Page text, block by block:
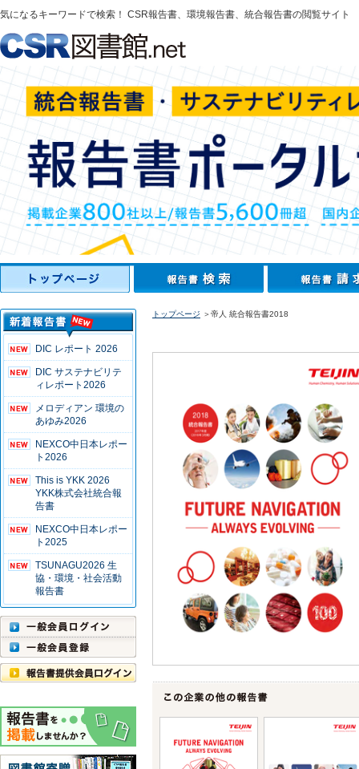
気になるキーワードで検索！ CSR報告書、環境報告書、統合報告書の閲覧サイト
DIC レポート 2026
DIC サステナビリテ
ィレポート2026
メロディアン 環境の
あゆみ2026
NEXCO中日本レポー
ト2026
This is YKK 2026
YKK株式会社統合報
告書
NEXCO中日本レポー
ト2025
TSUNAGU2026 生
協・環境・社会活動
報告書
トップページ ＞帝人 統合報告書2018